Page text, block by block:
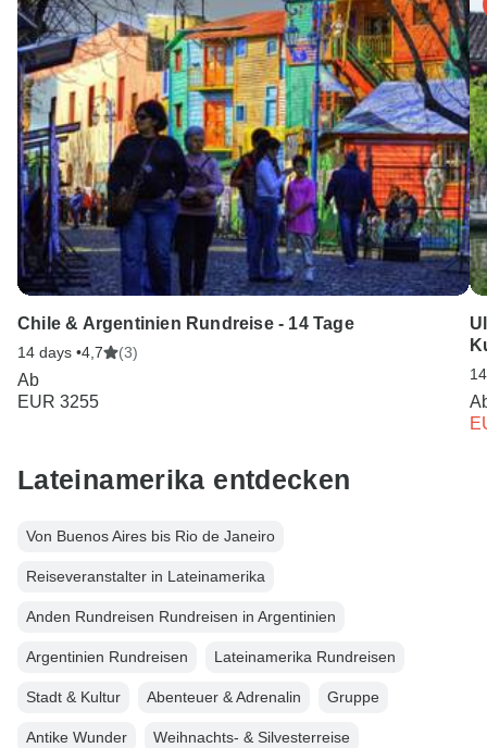
für Sie da.
Chile & Argentinien Rundreise - 14 Tage
14 days •4,7 (3)
Ab
EUR 3255
Lateinamerika entdecken
Von Buenos Aires bis Rio de Janeiro
Reiseveranstalter in Lateinamerika
Anden Rundreisen Rundreisen in Argentinien
Argentinien Rundreisen Lateinamerika Rundreisen
Stadt & Kultur Abenteuer & Adrenalin Gruppe
Antike Wunder Weihnachts- & Silvesterreise